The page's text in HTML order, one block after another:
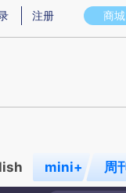
图存在偏差。不代表财
商城
注册
mini+ 周